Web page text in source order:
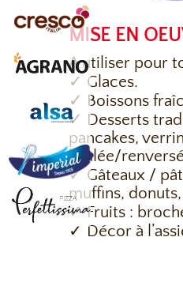
MISE EN
A utiliser pour
✓ Glaces.
✓ Boissons
✓ Desserts
pancakes,
brûlée/
✓ Gâteaux /
muffins,
✓ Fruits :
✓ Décor à